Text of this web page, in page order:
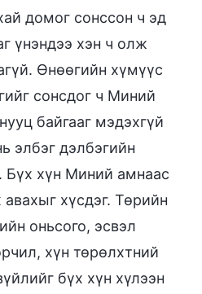
домог сонссон ч эд
үнэндээ хэн ч олж
Өнөөгийн хүмүүс
сонсдог ч Миний
байгааг мэдэхгүй
элбэг дэлбэгийн
Бүх хүн Миний амнаас
хүсдэг. Төрийн
оньсого, эсвэл
хүн төрөлхтний
бүх хүн хүлээн